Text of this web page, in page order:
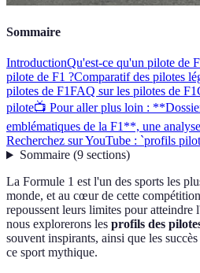
Sommaire
IntroductionQu'est-ce qu'un pilote de
pilote de F1 ?Comparatif des pilotes
pilotes de F1FAQ sur les pilotes de F1
pilote📺 Pour aller plus loin :
emblématiques de la F1**, une
Recherchez sur YouTube : `profils
Sommaire(9 sections)
La Formule 1 est l'un des sports les
monde, et au cœur de cette
repoussent leurs limites pour atteindre
nous explorerons les profils des
souvent inspirants, ainsi que les
ce sport mythique.